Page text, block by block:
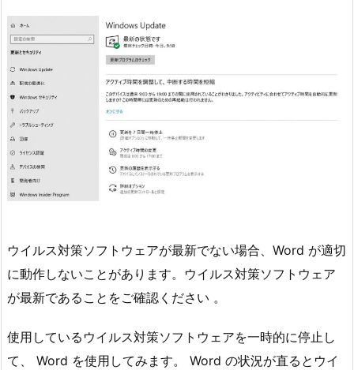
ウイルス対策ソフトウェアが最新でない場合、Word が適切
に動作しないことがあります。ウイルス対策ソフトウェア
が最新であることをご確認ください 。
使用しているウイルス対策ソフトウェアを一時的に停止し
て、 Word を使用してみます。 Word の状況が直るとウイ